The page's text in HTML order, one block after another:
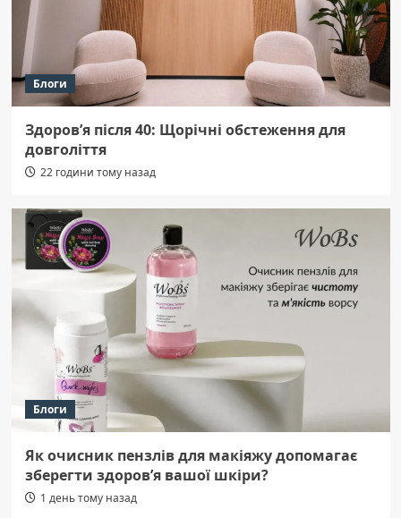
Блоги
Здоров’я після 40: Щорічні обстеження для
довголіття
22 години тому назад
Блоги
Як очисник пензлів для макіяжу допомагає
зберегти здоров’я вашої шкіри?
1 день тому назад